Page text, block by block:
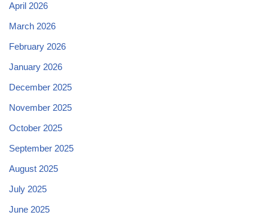
April 2026
March 2026
February 2026
January 2026
December 2025
November 2025
October 2025
September 2025
August 2025
July 2025
June 2025